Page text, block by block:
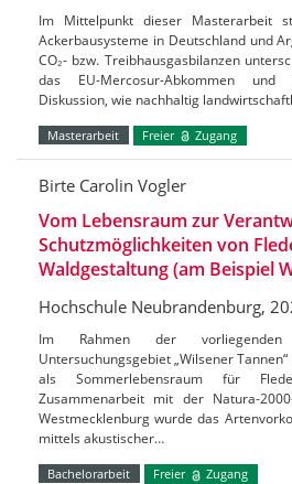
Im Mittelpunkt dieser Masterarbeit
Ackerbausysteme in Deutschland und
CO₂- bzw. Treibhausgasbilanzen
das EU-Mercosur-Abkommen
Diskussion, wie nachhaltig
Masterarbeit Freier Zugang
Birte Carolin Vogler
Vom Lebensraum zur
Schutzmöglichkeiten von
Waldgestaltung (am Beispiel
Hochschule Neubrandenburg,
Im Rahmen der
Untersuchungsgebiet „Wilsener
als Sommerlebensraum für
Zusammenarbeit mit der Natura-
Westmecklenburg wurde das
mittels akustischer…
Bachelorarbeit Freier Zugang